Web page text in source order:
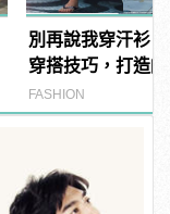
別再說我穿汗衫
穿搭技巧，打造
味！
FASHION